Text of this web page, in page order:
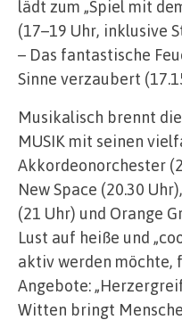
lädt zum „Spiel mit
(17–19 Uhr, inklusive
– Das fantastische
Sinne verzaubert
Musikalisch brennt
MUSIK mit seinen
Akkordeonorchester
New Space (20.30
(21 Uhr) und Orange
Lust auf heiße und
aktiv werden möchte,
Angebote:
Witten bringt